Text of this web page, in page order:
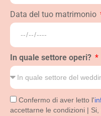
Data del tuo matrimonio
In quale settore operi?
Confermo di aver letto l'
accettarne le condizioni | Si,